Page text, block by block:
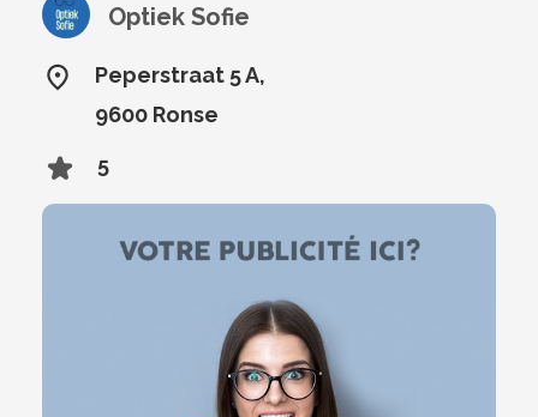
Optiek Sofie
Peperstraat 5 A,
9600 Ronse
5